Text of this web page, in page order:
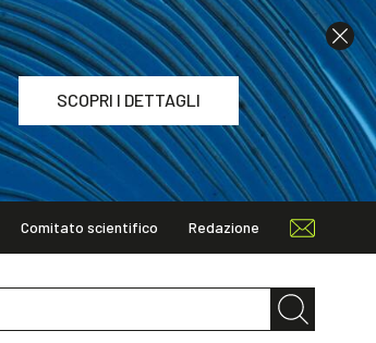
SCOPRI I DETTAGLI
Comitato scientifico Redazione